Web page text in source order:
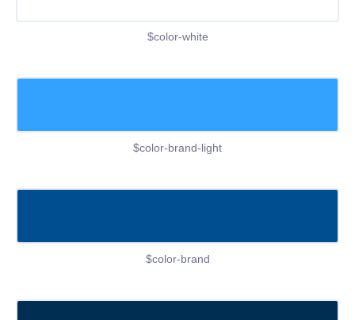
$color-white
$color-brand-light
$color-brand